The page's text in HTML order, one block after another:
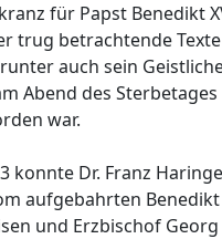
für Papst Benedikt
trug betrachtende
auch sein
Abend des Sterbetages
war.
konnte Dr. Franz
aufgebahrten Benedikt
und Erzbischof